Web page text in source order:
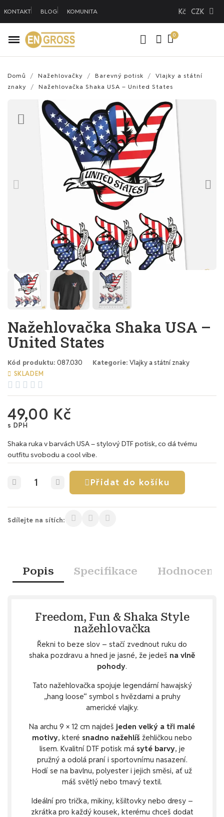
KONTAKT BLOG KOMUNITA Kč CZK
Domů Nažehlovačky Barevný potisk
Vlajky a státní
znaky
Nažehlovačka Shaka USA – United States
Nažehlovačka Shaka USA –
United States
Kód produktu 087.030 Kategorie Vlajky a státní znaky
SKLADEM
    
49,00 Kč
s DPH
Shaka ruka v barvách USA – stylový DTF potisk, co dá tvému
outfitu svobodu a cool vibe.
Přidat do košíku
Sdílejte na sítích:
Popis Specifikace Hodnocení
Freedom, Fun & Shaka Style
nažehlovačka
Řekni to beze slov – stačí zvednout ruku do
shaka pozdravu a hned je jasné, že jedeš na vlně
pohody.
Tato nažehlovačka spojuje legendární hawajský
„hang loose“ symbol s hvězdami a pruhy
americké vlajky.
Na archu 9 × 12 cm najdeš jeden velký a tři malé
motivy, které snadno nažehlíš žehličkou nebo
lisem. Kvalitní DTF potisk má syté barvy, je
pružný a odolá praní i sportovnímu nasazení.
Hodí se na bavlnu, polyester i jejich směsi, ať už
máš světlý nebo tmavý textil.
Ideální pro trička, mikiny, kšiltovky nebo dresy –
zkrátka pro každý kousek, kterému chceš dodat